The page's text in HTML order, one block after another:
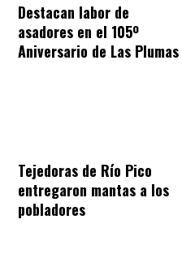
Destacan labor de
asadores en el 105º
Aniversario de Las Plumas
Tejedoras de Río Pico
entregaron mantas a los
pobladores